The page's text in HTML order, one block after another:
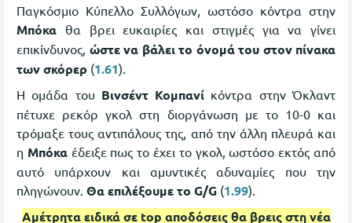
Παγκόσμιο Κύπελλο Συλλόγων, ωστόσο κόντρα στην
Μπόκα θα βρει ευκαιρίες και στιγμές για να γίνει
επικίνδυνος, ώστε να βάλει το όνομά του στον πίνακα
των σκόρερ (1.61).
Η ομάδα του Βινσέντ Κομπανί κόντρα στην Όκλαντ
πέτυχε ρεκόρ γκολ στη διοργάνωση με το 10-0 και
τρόμαξε τους αντιπάλους της, από την άλλη πλευρά και
η Μπόκα έδειξε πως το έχει το γκολ, ωστόσο εκτός από
αυτό υπάρχουν και αμυντικές αδυναμίες που την
πληγώνουν. Θα επιλέξουμε το G/G (1.99).
Αμέτρητα ειδικά σε top αποδόσεις θα βρεις στη νέα